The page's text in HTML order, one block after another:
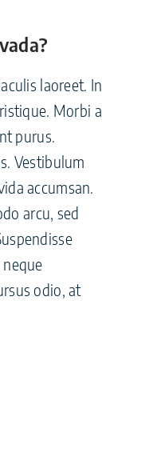
laoreet. In
Morbi a
purus.
Vestibulum
accumsan.
arcu, sed
odio, at